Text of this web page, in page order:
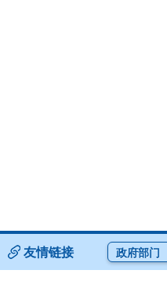
友情链接 政府部门